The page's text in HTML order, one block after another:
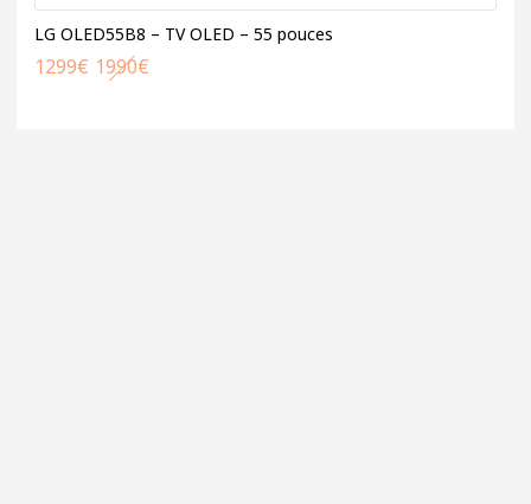
LG OLED55B8 – TV OLED – 55 pouces
1990€
1299€